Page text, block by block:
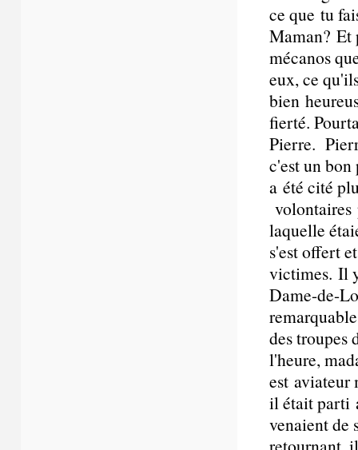
ce que tu
Maman? Et
mécanos
eux, ce
bien
fierté.
Pierre.
c'est un
a été cité
volontaires
laquelle
s'est offert
victimes. Il
Dame-de-
des troupes
l'heure,
est aviateur
il était parti
venaient de